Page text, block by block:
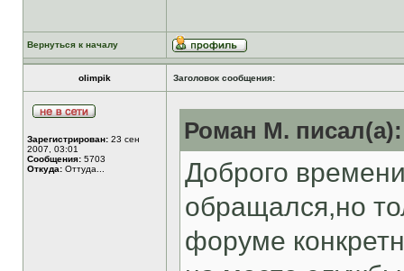
Вернуться к началу
olimpik Заголовок сообщения:
Зарегистрирован: 23 сен
2007, 03:01
Сообщения: 5703
Откуда: Оттуда...
Роман М. писал(а):
Доброго
обращался,но
форуме